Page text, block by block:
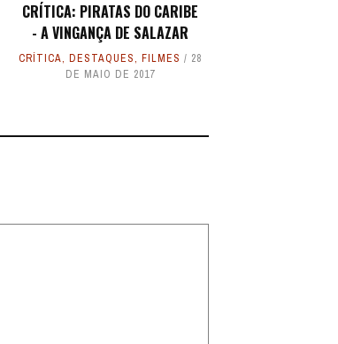
CRÍTICA: PIRATAS DO CARIBE
- A VINGANÇA DE SALAZAR
CRÍTICA, DESTAQUES, FILMES
28
DE MAIO DE 2017